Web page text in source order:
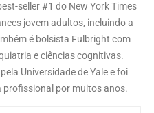
seller #1 do New York Times
jovem adultos, incluindo a
é bolsista Fulbright com
e ciências cognitivas.
Universidade de Yale e foi
profissional por muitos anos.